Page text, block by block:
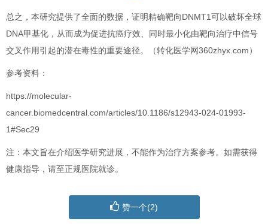
总之，本研究提供了全面的数据，证明精确靶向DNMT1可以破坏全球
DNA甲基化，从而成为促进抗癌疗效、同时最小化由靶向治疗中信号
交叉作用引起的潜在毒性的重要途径。（转化医学网360zhyx.com）
参考资料：
https://molecular-
cancer.biomedcentral.com/articles/10.1186/s12943-024-01993-
1#Sec29
注：本文旨在介绍医学研究进展，不能作为治疗方案参考。如需获得
健康指导，请至正规医院就诊。
赞一个(2)